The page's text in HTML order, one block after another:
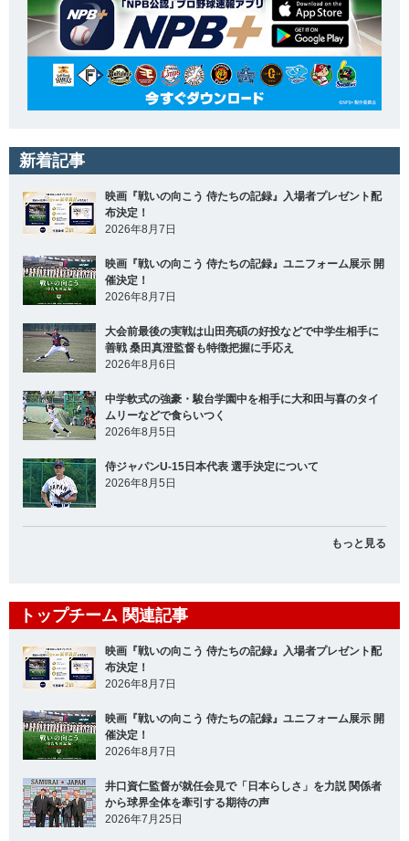
新着記事
映画『戦いの向こう 侍たちの記録』入場者プレゼント配
布決定！
2026年8月7日
映画『戦いの向こう 侍たちの記録』ユニフォーム展示 開
催決定！
2026年8月7日
大会前最後の実戦は山田亮碩の好投などで中学生相手に
善戦 桑田真澄監督も特徴把握に手応え
2026年8月6日
中学軟式の強豪・駿台学園中を相手に大和田与喜のタイ
ムリーなどで食らいつく
2026年8月5日
侍ジャパンU-15日本代表 選手決定について
2026年8月5日
もっと見る
トップチーム 関連記事
映画『戦いの向こう 侍たちの記録』入場者プレゼント配
布決定！
2026年8月7日
映画『戦いの向こう 侍たちの記録』ユニフォーム展示 開
催決定！
2026年8月7日
井口資仁監督が就任会見で「日本らしさ」を力説 関係者
から球界全体を牽引する期待の声
2026年7月25日